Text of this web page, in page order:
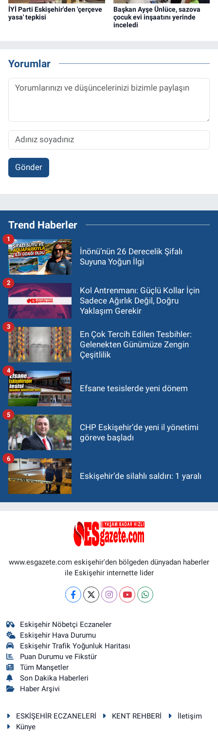
İYİ Parti Eskişehir'den 'çerçeve
yasa' tepkisi
Başkan Ayşe Ünlüce, sazova
çocuk evi inşaatını yerinde
inceledi
Yorumlar
Gönder
Trend Haberler
İnönü’nün 26 Derecelik Şifalı
Suyuna Yoğun İlgi
1
Kol Antrenmanı: Güçlü Kollar İçin
Sadece Ağırlık Değil, Doğru
Yaklaşım Gerekir
2
En Çok Tercih Edilen Tesbihler:
Gelenekten Günümüze Zengin
Çeşitlilik
3
Efsane tesislerde yeni dönem
4
CHP Eskişehir’de yeni il yönetimi
göreve başladı
5
Eskişehir’de silahlı saldırı: 1 yaralı
6
www.esgazete.com eskişehir'den bölgeden dünyadan haberler
ile Eskişehir internette lider
Eskişehir Nöbetçi Eczaneler
Eskişehir Hava Durumu
Eskişehir Trafik Yoğunluk Haritası
Puan Durumu ve Fikstür
Tüm Manşetler
Son Dakika Haberleri
Haber Arşivi
ESKİŞEHİR ECZANELERİ KENT REHBERİ
İletişim
Künye